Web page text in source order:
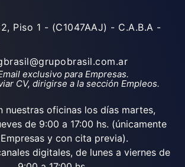
Piso 1 - (C1047AAJ) - C.A.B.A -
exclusivo para Empresas.
CV, dirigirse a la sección Empleos.
nuestras oficinas los días martes,
de 9:00 a 17:00 hs. (únicamente
y con cita previa).
digitales, de lunes a viernes de